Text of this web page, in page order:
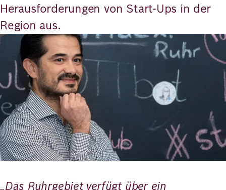
Herausforderungen von Start-Ups in der
Region aus.
Bild
„Das Ruhrgebiet verfügt über ein